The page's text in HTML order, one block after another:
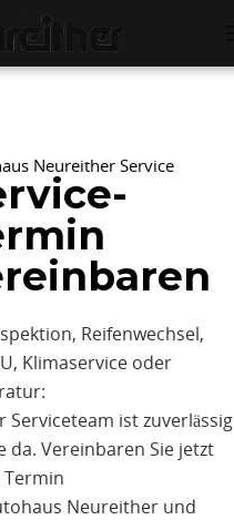
Neureither Service
Reifenwechsel,
Klimaservice oder
Serviceteam ist zuverlässig
da. Vereinbaren Sie jetzt
Neureither und